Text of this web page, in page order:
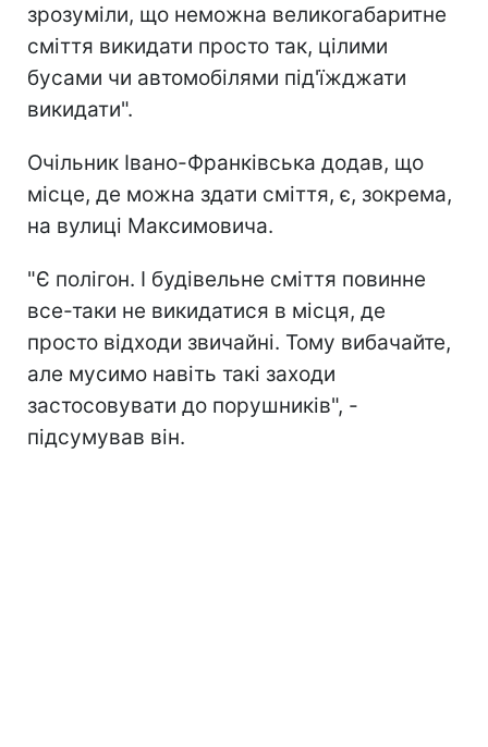
зрозуміли, що неможна великогабаритне
сміття викидати просто так, цілими
бусами чи автомобілями під'їжджати
викидати".
Очільник Івано-Франківська додав, що
місце, де можна здати сміття, є, зокрема,
на вулиці Максимовича.
"Є полігон. І будівельне сміття повинне
все-таки не викидатися в місця, де
просто відходи звичайні. Тому вибачайте,
але мусимо навіть такі заходи
застосовувати до порушників", -
підсумував він.